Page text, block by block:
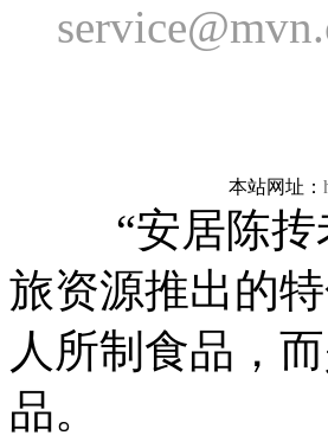
本站网址：
“安居陈抟老
旅资源推出的
人所制食品，
品。‌‌